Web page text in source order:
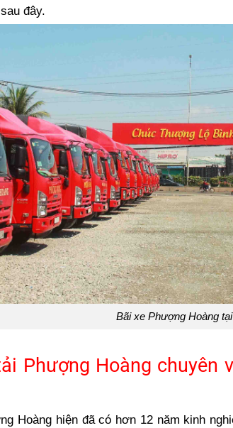
đây.
Bãi xe Phượng Hoàng
Phượng Hoàng chuyên
Hoàng hiện đã có hơn 12 năm kinh